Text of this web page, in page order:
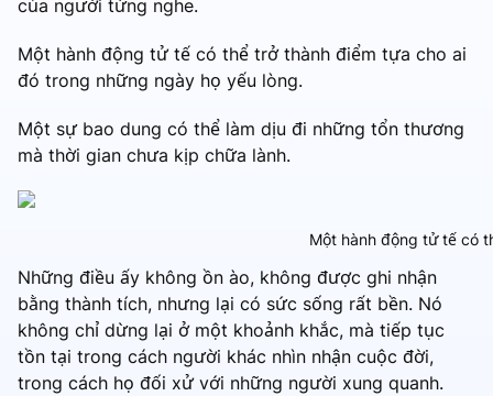
của người từng nghe.
Một hành động tử tế có thể trở thành điểm tựa cho ai
đó trong những ngày họ yếu lòng.
Một sự bao dung có thể làm dịu đi những tổn thương
mà thời gian chưa kịp chữa lành.
Một hành động tử tế có
Những điều ấy không ồn ào, không được ghi nhận
bằng thành tích, nhưng lại có sức sống rất bền. Nó
không chỉ dừng lại ở một khoảnh khắc, mà tiếp tục
tồn tại trong cách người khác nhìn nhận cuộc đời,
trong cách họ đối xử với những người xung quanh.